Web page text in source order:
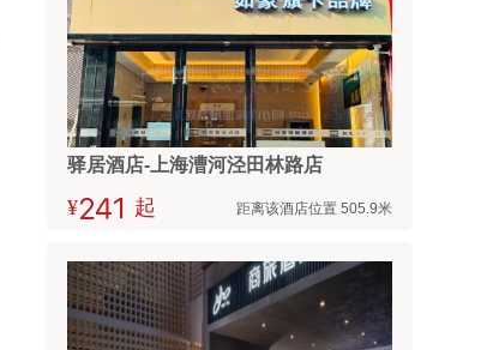
驿居酒店-上海漕河泾田林路店
¥ 起 距离该酒店位置 505.9米